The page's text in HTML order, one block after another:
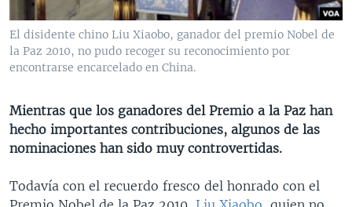
VENEZUELA
BRASIL
NICARAGUA
ECONOMÍA
ENTRETENIMIENTO Y CULTURA
TECNOLOGÍA
CIENCIA Y SALUD
MULTIMEDIA
VIDEOS
FOTOGRAFÍA
PROGRAMAS TV
EL MUNDO AL DÍA
VISIÓN 360
LAS CLAVES
PANORAMA
RADIO
AUDIONOTICIAS
BUENOS DÍAS AMÉRICA
ESTADOS UNIDOS AL DÍA
DOCUMENTALES DE LA VOA
El disidente chino Liu Xiaobo, ganador del premio Nobel de
la Paz 2010, no pudo recoger su reconocimiento por
encontrarse encarcelado en China.
Mientras que los ganadores del Premio a la Paz han
hecho importantes contribuciones, algunos de las
nominaciones han sido muy controvertidas.
Todavía con el recuerdo fresco del honrado con el